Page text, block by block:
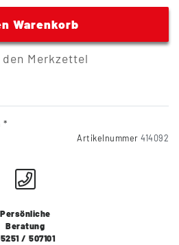
Warenkorb
Merkzettel
*
Artikelnummer 414092
Persönliche
Beratung
/ 507101